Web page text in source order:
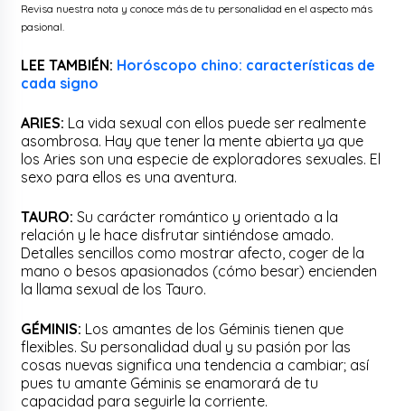
Revisa nuestra nota y conoce más de tu personalidad en el aspecto más
pasional.
LEE TAMBIÉN: Horóscopo chino: características de
cada signo
ARIES: La vida sexual con ellos puede ser realmente
asombrosa. Hay que tener la mente abierta ya que
los Aries son una especie de exploradores sexuales. El
sexo para ellos es una aventura.
TAURO: Su carácter romántico y orientado a la
relación y le hace disfrutar sintiéndose amado.
Detalles sencillos como mostrar afecto, coger de la
mano o besos apasionados (cómo besar) encienden
la llama sexual de los Tauro.
GÉMINIS: Los amantes de los Géminis tienen que
flexibles. Su personalidad dual y su pasión por las
cosas nuevas significa una tendencia a cambiar; así
pues tu amante Géminis se enamorará de tu
capacidad para seguirle la corriente.